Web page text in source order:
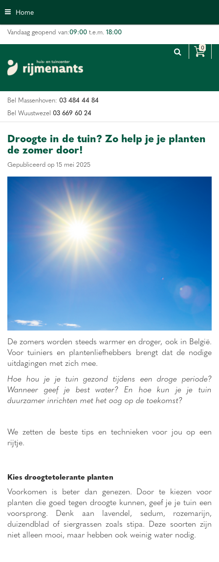
n
n
n
Home
Vandaag geopend van:09:00 t.e.m. 18:00
Bel Massenhoven: 03 484 44 84
Bel Wuustwezel 03 669 60 24
Droogte in de tuin? Zo help je je planten
de zomer door!
Gepubliceerd op 15 mei 2025
De zomers worden steeds warmer en droger, ook in België.
Voor tuiniers en plantenliefhebbers brengt dat de nodige
uitdagingen met zich mee.
Hoe hou je je tuin gezond tijdens een droge periode?
Wanneer geef je best water? En hoe kun je je tuin
duurzamer inrichten met het oog op de toekomst?
We zetten de beste tips en technieken voor jou op een
rijtje.
Kies droogtetolerante planten
Voorkomen is beter dan genezen. Door te kiezen voor
planten die goed tegen droogte kunnen, geef je je tuin een
voorsprong. Denk aan lavendel, sedum, rozemarijn,
duizendblad of siergrassen zoals stipa. Deze soorten zijn
niet alleen mooi, maar hebben ook weinig water nodig.